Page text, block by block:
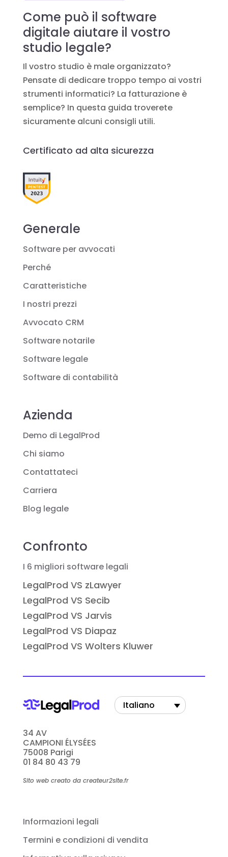
Come può il software
digitale aiutare il vostro
studio legale?
Il vostro studio è male organizzato?
Pensate di dedicare troppo tempo ai vostri
strumenti informatici? La fatturazione è
semplice? In questa guida troverete
sicuramente alcuni consigli utili.
Certificato ad alta sicurezza
Generale
Software per avvocati
Perché
Caratteristiche
I nostri prezzi
Avvocato CRM
Software notarile
Software legale
Software di contabilità
Azienda
Demo di LegalProd
Chi siamo
Contattateci
Carriera
Blog legale
Confronto
I 6 migliori software legali
LegalProd VS zLawyer
LegalProd VS Secib
LegalProd VS Jarvis
LegalProd VS Diapaz
LegalProd VS Wolters Kluwer
34 AV
CAMPIONI ÉLYSÉES
75008 Parigi
01 84 80 43 79
Sito web creato da createur2site.fr
Italiano
Informazioni legali
Termini e condizioni di vendita